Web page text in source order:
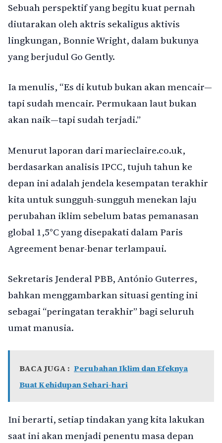
Sebuah perspektif yang begitu kuat pernah
diutarakan oleh aktris sekaligus aktivis
lingkungan, Bonnie Wright, dalam bukunya
yang berjudul Go Gently.
Ia menulis, “Es di kutub bukan akan mencair—
tapi sudah mencair. Permukaan laut bukan
akan naik—tapi sudah terjadi.”
Menurut laporan dari marieclaire.co.uk,
berdasarkan analisis IPCC, tujuh tahun ke
depan ini adalah jendela kesempatan terakhir
kita untuk sungguh-sungguh menekan laju
perubahan iklim sebelum batas pemanasan
global 1,5°C yang disepakati dalam Paris
Agreement benar-benar terlampaui.
Sekretaris Jenderal PBB, António Guterres,
bahkan menggambarkan situasi genting ini
sebagai “peringatan terakhir” bagi seluruh
umat manusia.
BACA JUGA : Perubahan Iklim dan Efeknya
Buat Kehidupan Sehari-hari
Ini berarti, setiap tindakan yang kita lakukan
saat ini akan menjadi penentu masa depan